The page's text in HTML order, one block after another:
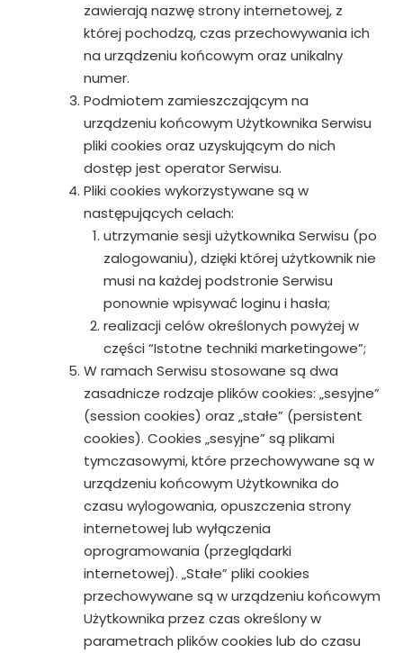
zawierają nazwę strony internetowej, z
której pochodzą, czas przechowywania ich
na urządzeniu końcowym oraz unikalny
numer.
Podmiotem zamieszczającym na
urządzeniu końcowym Użytkownika Serwisu
pliki cookies oraz uzyskującym do nich
dostęp jest operator Serwisu.
Pliki cookies wykorzystywane są w
następujących celach:
utrzymanie sesji użytkownika Serwisu (po
zalogowaniu), dzięki której użytkownik nie
musi na każdej podstronie Serwisu
ponownie wpisywać loginu i hasła;
realizacji celów określonych powyżej w
części “Istotne techniki marketingowe”;
W ramach Serwisu stosowane są dwa
zasadnicze rodzaje plików cookies: „sesyjne”
(session cookies) oraz „stałe” (persistent
cookies). Cookies „sesyjne” są plikami
tymczasowymi, które przechowywane są w
urządzeniu końcowym Użytkownika do
czasu wylogowania, opuszczenia strony
internetowej lub wyłączenia
oprogramowania (przeglądarki
internetowej). „Stałe” pliki cookies
przechowywane są w urządzeniu końcowym
Użytkownika przez czas określony w
parametrach plików cookies lub do czasu